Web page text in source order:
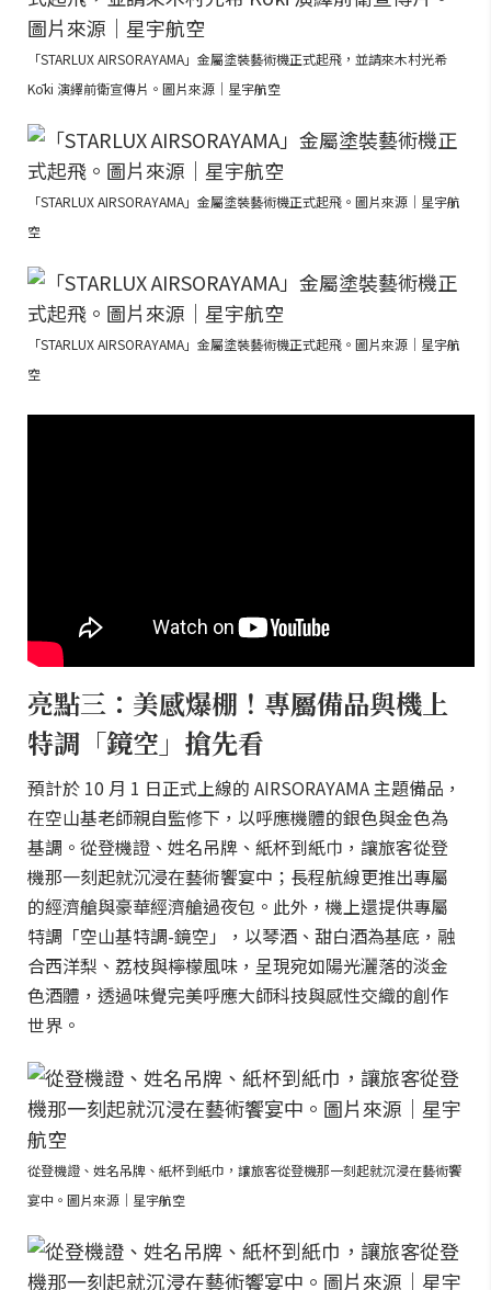
「STARLUX AIRSORAYAMA」金屬塗裝藝術機正式起飛，並請來木村光希
Kōki 演繹前衛宣傳片。圖片來源｜星宇航空
「STARLUX AIRSORAYAMA」金屬塗裝藝術機正式起飛。圖片來源｜星宇航
空
「STARLUX AIRSORAYAMA」金屬塗裝藝術機正式起飛。圖片來源｜星宇航
空
亮點三：美感爆棚！專屬備品與機上
特調「鏡空」搶先看
預計於 10 月 1 日正式上線的 AIRSORAYAMA 主題備品，
在空山基老師親自監修下，以呼應機體的銀色與金色為
基調。從登機證、姓名吊牌、紙杯到紙巾，讓旅客從登
機那一刻起就沉浸在藝術饗宴中；長程航線更推出專屬
的經濟艙與豪華經濟艙過夜包。此外，機上還提供專屬
特調「空山基特調-鏡空」，以琴酒、甜白酒為基底，融
合西洋梨、荔枝與檸檬風味，呈現宛如陽光灑落的淡金
色酒體，透過味覺完美呼應大師科技與感性交織的創作
世界。
從登機證、姓名吊牌、紙杯到紙巾，讓旅客從登機那一刻起就沉浸在藝術饗
宴中。圖片來源｜星宇航空